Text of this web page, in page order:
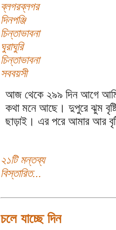
ব্লগরব্লগর
দিনপঞ্জি
চিন্তাভাবনা
ঘুরাঘুরি
চিন্তাভাবনা
সববয়সী
আজ থেকে ২৯৯ দিন আগে
কথা মনে আছে। দুপুরে ঝুম
ছাড়াই। এর পরে আমার আর
২১টি মন্তব্য
বিস্তারিত...
চলে যাচ্ছে দিন